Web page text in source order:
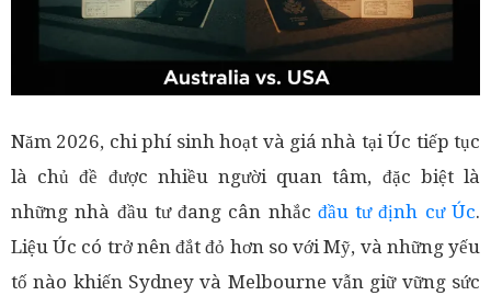
Năm 2026, chi phí sinh hoạt và giá nhà tại Úc tiếp tục
là chủ đề được nhiều người quan tâm, đặc biệt là
những nhà đầu tư đang cân nhắc đầu tư định cư Úc.
Liệu Úc có trở nên đắt đỏ hơn so với Mỹ, và những yếu
tố nào khiến Sydney và Melbourne vẫn giữ vững sức